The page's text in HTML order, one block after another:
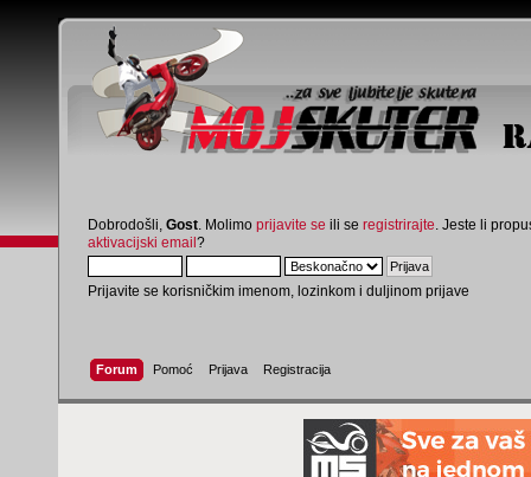
Dobrodošli, Gost . Molimo prijavite se ili se registrirajte . Jeste li
aktivacijski email?
Prijavite se korisničkim imenom, lozinkom i duljinom prijave
Forum Pomoć Prijava Registracija